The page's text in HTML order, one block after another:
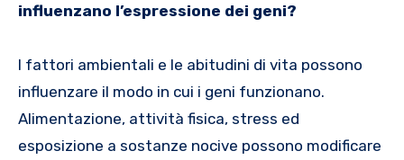
influenzano l’espressione dei geni?
I fattori ambientali e le abitudini di vita possono
influenzare il modo in cui i geni funzionano.
Alimentazione, attività fisica, stress ed
esposizione a sostanze nocive possono modificare